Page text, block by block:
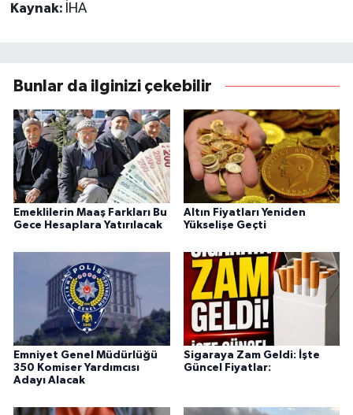
Kaynak: İHA
Bunlar da ilginizi çekebilir
Emeklilerin Maaş Farkları Bu
Gece Hesaplara Yatırılacak
Altın Fiyatları Yeniden
Yükselişe Geçti
Emniyet Genel Müdürlüğü
350 Komiser Yardımcısı
Adayı Alacak
Sigaraya Zam Geldi: İşte
Güncel Fiyatlar: